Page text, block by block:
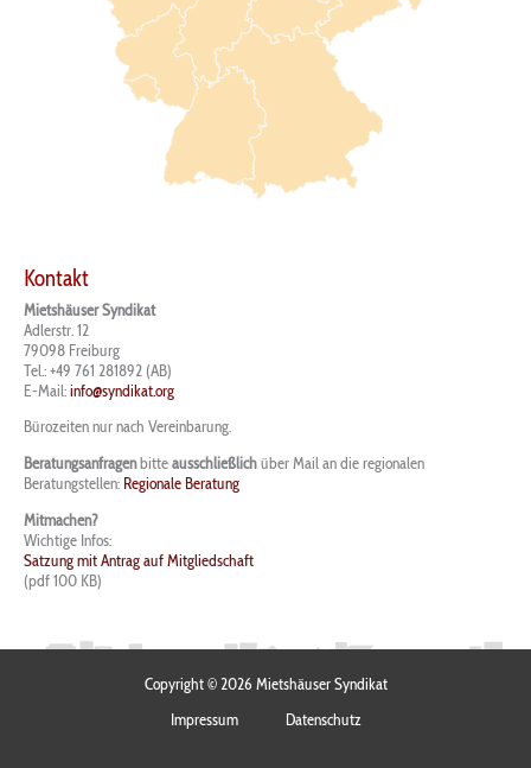
Kontakt
Mietshäuser Syndikat
Adlerstr. 12
79098 Freiburg
Tel.: +49 761 281892 (AB)
E-Mail:info@syndikat.org
Bürozeiten nur nach Vereinbarung.
Beratungsanfragenbitteausschließlichüber Mail an die regionalen
Beratungstellen: Regionale Beratung
Mitmachen?
Wichtige Infos:
Satzung mit Antrag auf Mitgliedschaft
(pdf 100 KB)
Copyright © 2026 Mietshäuser Syndikat
Impressum
Datenschutz